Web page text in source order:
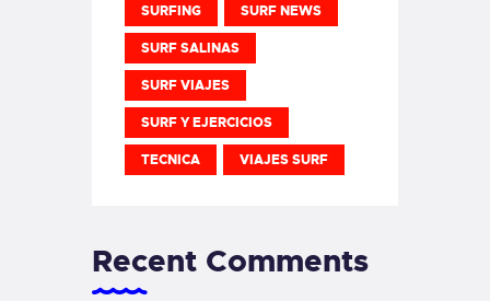
SURFING SURF NEWS
SURF SALINAS
SURF VIAJES
SURF Y EJERCICIOS
TECNICA VIAJES SURF
Recent Comments